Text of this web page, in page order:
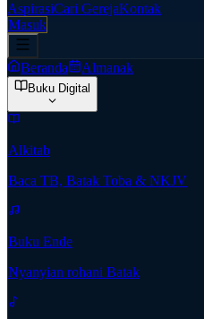
AspirasiCari GerejaKontak
Masuk
Beranda Almanak
Buku Digital
Alkitab
Baca TB, Batak Toba & NKJV
Buku Ende
Nyanyian rohani Batak